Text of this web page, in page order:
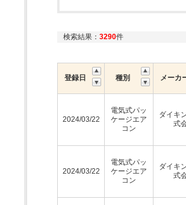
検索結果： 3290件
登録日 種別 メーカ
2024/03/22
電気式パッ
ケージエア
コン
ダイキ
式
2024/03/22
電気式パッ
ケージエア
コン
ダイキ
式